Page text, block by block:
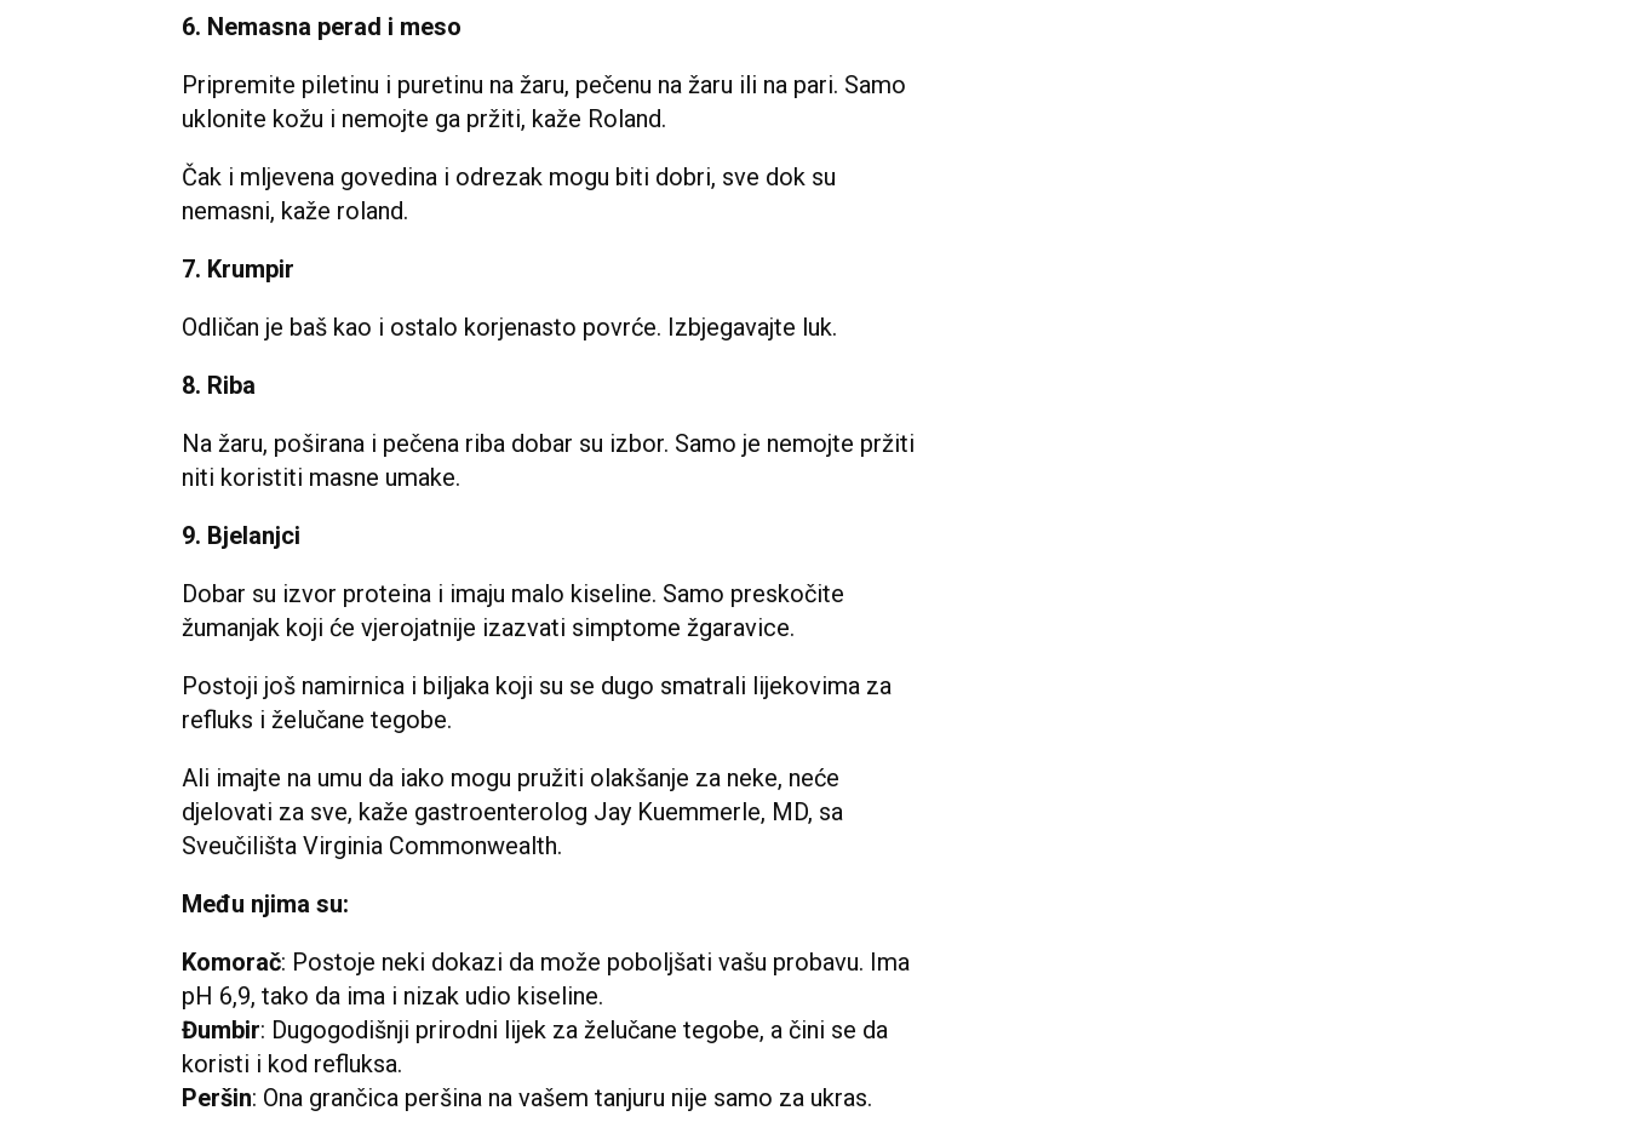
6. Nemasna perad i meso
Pripremite piletinu i puretinu na žaru, pečenu na žaru ili na pari. Samo
uklonite kožu i nemojte ga pržiti, kaže Roland.
Čak i mljevena govedina i odrezak mogu biti dobri, sve dok su
nemasni, kaže roland.
7. Krumpir
Odličan je baš kao i ostalo korjenasto povrće. Izbjegavajte luk.
8. Riba
Na žaru, poširana i pečena riba dobar su izbor. Samo je nemojte pržiti
niti koristiti masne umake.
9. Bjelanjci
Dobar su izvor proteina i imaju malo kiseline. Samo preskočite
žumanjak koji će vjerojatnije izazvati simptome žgaravice.
Postoji još namirnica i biljaka koji su se dugo smatrali lijekovima za
refluks i želučane tegobe.
Ali imajte na umu da iako mogu pružiti olakšanje za neke, neće
djelovati za sve, kaže gastroenterolog Jay Kuemmerle, MD, sa
Sveučilišta Virginia Commonwealth.
Među njima su:
Komorač: Postoje neki dokazi da može poboljšati vašu probavu. Ima
pH 6,9, tako da ima i nizak udio kiseline.
Đumbir: Dugogodišnji prirodni lijek za želučane tegobe, a čini se da
koristi i kod refluksa.
Peršin: Ona grančica peršina na vašem tanjuru nije samo za ukras.